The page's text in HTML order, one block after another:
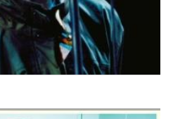
$ 8,60